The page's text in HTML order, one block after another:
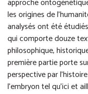
approche
les origines de
analysés ont été
qui comporte douze
philosophique,
première partie porte
perspective par
l’embryon tel qu’ici et